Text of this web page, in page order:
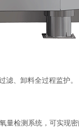
、卸料全过程监护。
检测系统，可实现密